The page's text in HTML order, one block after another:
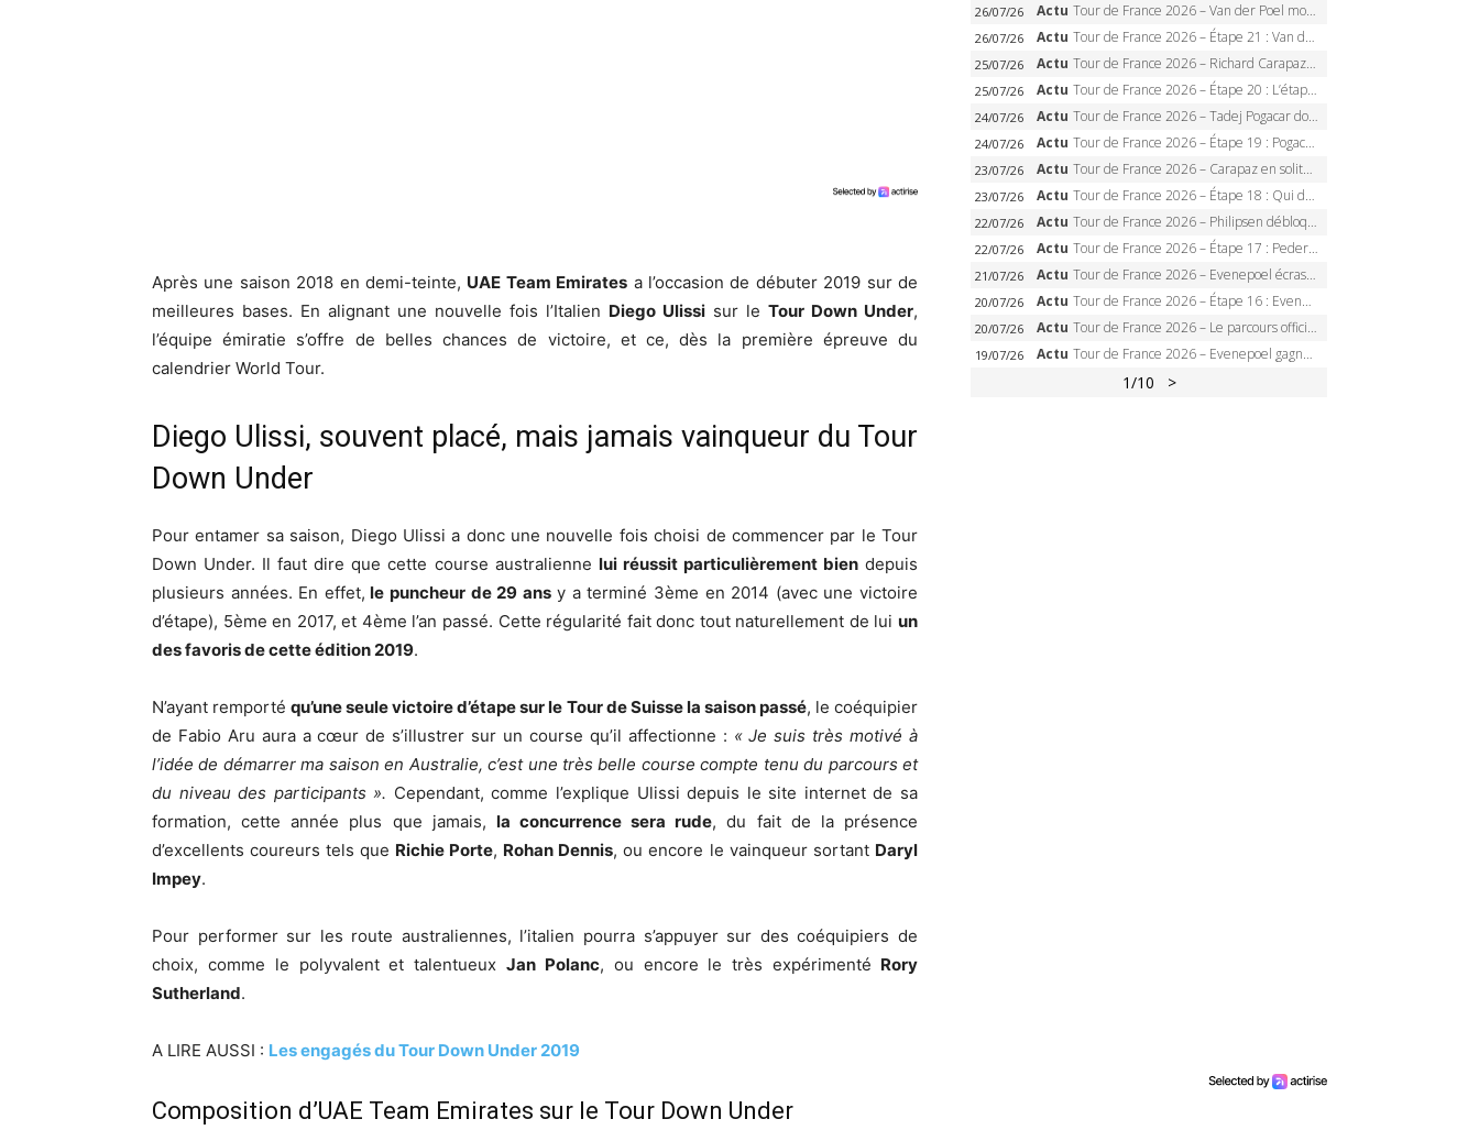
Après une saison 2018 en demi-teinte, UAE Team Emirates a l’occasion de débuter 2019 sur de
meilleures bases. En alignant une nouvelle fois l’Italien Diego Ulissi sur le Tour Down Under,
l’équipe émiratie s’offre de belles chances de victoire, et ce, dès la première épreuve du
calendrier World Tour.
Diego Ulissi, souvent placé, mais jamais vainqueur du Tour
Down Under
Pour entamer sa saison, Diego Ulissi a donc une nouvelle fois choisi de commencer par le Tour
Down Under. Il faut dire que cette course australienne lui réussit particulièrement biendepuis
plusieurs années. En effet, le puncheur de 29 ansy a terminé 3ème en 2014 (avec une victoire
d’étape), 5ème en 2017, et 4ème l’an passé. Cette régularité fait donc tout naturellement de lui un
des favoris de cette édition 2019.
N’ayant remportéqu’une seule victoire d’étape sur le Tour de Suisse la saison passé, le coéquipier
de Fabio Aru aura a cœur de s’illustrer sur un course qu’il affectionne : « Je suis très motivé à
l’idée de démarrer ma saison en Australie, c’est une très belle course compte tenu du parcours et
du niveau des participants ». Cependant, comme l’explique Ulissi depuis le site internet de sa
formation, cette année plus que jamais, la concurrence sera rude, du fait de la présence
d’excellents coureurs tels que Richie Porte, Rohan Dennis, ou encore le vainqueur sortant Daryl
Impey.
Pour performer sur les route australiennes, l’italien pourra s’appuyer sur des coéquipiers de
choix, comme le polyvalent et talentueuxJan Polanc, ou encore le très expérimenté Rory
Sutherland.
A LIRE AUSSI : Les engagés du Tour Down Under 2019
Composition d’UAE Team Emirates sur le Tour Down Under
26/07/26 Actu Tour de France 2026 – Van der Poel monumental à Paris, Pogacar égale le record des cinq sacres
26/07/26 Actu Tour de France 2026 – Étape 21 : Van der Poel, Pogacar, qui succédera à Wout van Aert sur les Champs-Elysées ?
25/07/26 Actu Tour de France 2026 – Richard Carapaz roi des Alpes, doublé et maillot à pois, Seixas perd le podium
25/07/26 Actu Tour de France 2026 – Étape 20 : L’étape reine, Galibier, Sarenne, Alpe d’Huez, qui succédera à Pogacar ?
24/07/26 Actu Tour de France 2026 – Tadej Pogacar dompte l’Alpe d’Huez, 5e victoire, record de Pantani pulvérisé
24/07/26 Actu Tour de France 2026 – Étape 19 : Pogacar peut-il enfin dompter l’Alpe d’Huez ?
23/07/26 Actu Tour de France 2026 – Carapaz en solitaire à Orcières-Merlette, Paret-Peintre à un point du maillot à pois
23/07/26 Actu Tour de France 2026 – Étape 18 : Qui domptera Orcières-Merlette, première marche vers l’Alpe d’Huez ?
22/07/26 Actu Tour de France 2026 – Philipsen débloque son compteur à Voiron, Pedersen en danger pour le maillot vert
22/07/26 Actu Tour de France 2026 – Étape 17 : Pedersen peut-il verrouiller le maillot vert à Voiron ?
21/07/26 Actu Tour de France 2026 – Evenepoel écrase le chrono d’Évian, Seixas 4e, Lipowitz abandonne
20/07/26 Actu Tour de France 2026 – Étape 16 : Evenepoel, Pogacar, Ganna… qui domptera le chrono d’Évian pour redessiner le podium ?
20/07/26 Actu Tour de France 2026 – Le parcours officiel complet : 21 étapes, profils, carte et dates
19/07/26 Actu Tour de France 2026 – Evenepoel gagne à Solaison, Vingegaard abandonne, Pogacar toujours en jaune
1/10 >